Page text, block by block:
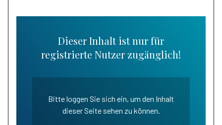
Dieser Inhalt ist nur für
registrierte Nutzer zugänglich!
Bitte loggen Sie sich ein, um den Inhalt
dieser Seite sehen zu können.